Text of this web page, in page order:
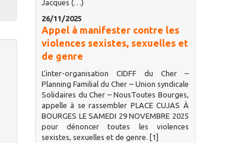
Jacques (…)
26/11/2025
Appel à manifester contre les
violences sexistes, sexuelles et
de genre
L’inter-organisation CIDFF du Cher –
Planning Familial du Cher – Union syndicale
Solidaires du Cher – NousToutes Bourges,
appelle à se rassembler PLACE CUJAS À
BOURGES LE SAMEDI 29 NOVEMBRE 2025
pour dénoncer toutes les violences
sexistes, sexuelles et de genre. [1]